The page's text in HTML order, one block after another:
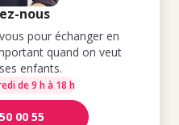
nous
pour échanger en
quand on veut
enfants.
de 9 h à 18 h
00 55